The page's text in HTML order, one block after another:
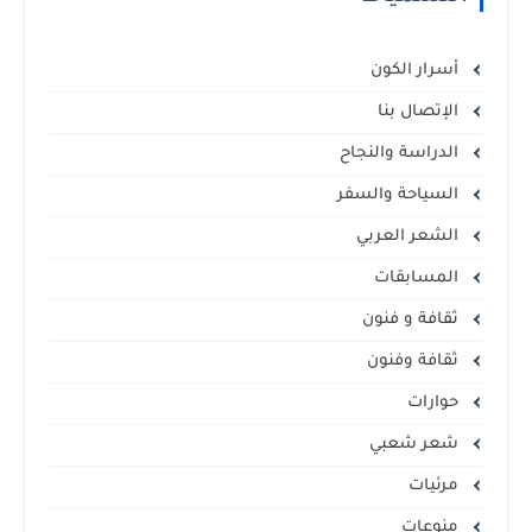
أسرار الكون
الإتصال بنا
الدراسة والنجاح
السياحة والسفر
الشعر العربي
المسابقات
ثقافة و فنون
ثقافة وفنون
حوارات
شعر شعبي
مرئيات
منوعات